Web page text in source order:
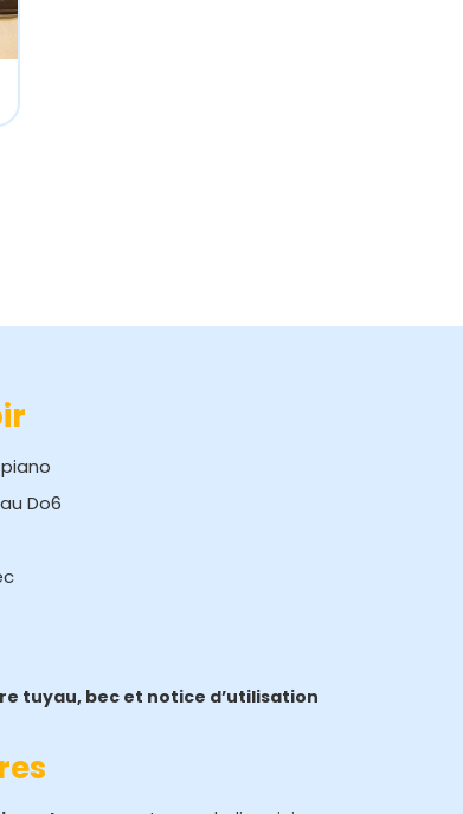
Do6
tuyau, bec et notice d’utilisation